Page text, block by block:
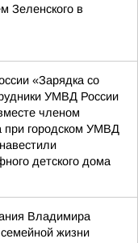
Зеленского в
«Зарядка со
УМВД России
членом
при городском УМВД
детского дома
Владимира
жизни